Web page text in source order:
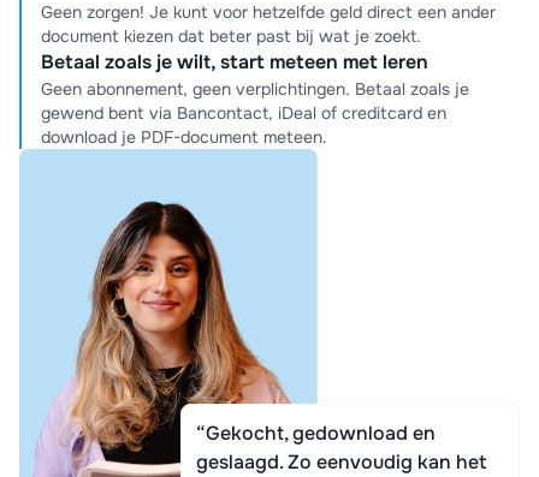
Geen zorgen! Je kunt voor hetzelfde geld direct een ander
document kiezen dat beter past bij wat je zoekt.
Betaal zoals je wilt, start meteen met leren
Geen abonnement, geen verplichtingen. Betaal zoals je
gewend bent via Bancontact, iDeal of creditcard en
download je PDF-document meteen.
“Gekocht, gedownload en
geslaagd. Zo eenvoudig kan het